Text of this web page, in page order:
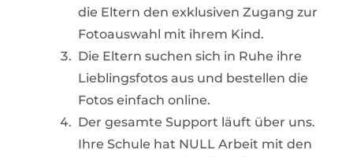
die Eltern den exklusiven Zugang zur
Fotoauswahl mit ihrem Kind.
Die Eltern suchen sich in Ruhe ihre
Lieblingsfotos aus und bestellen die
Fotos einfach online.
Der gesamte Support läuft über uns.
Ihre Schule hat NULL Arbeit mit den